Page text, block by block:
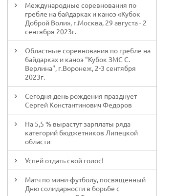
Международные соревнования по
гребле на байдарках и каноэ «Кубок
Доброй Воли», г.Москва, 29 августа - 2
сентября 2023г.
Областные соревнования по гребле на
байдарках и каноэ "Кубок ЗМС С.
Верлина", г.Воронеж, 2-3 сентября
2023г.
Сегодня день рождения празднует
Сергей Константинович Федоров
На 5,5 % вырастут зарплаты ряда
категорий бюджетников Липецкой
области
Успей отдать свой голос!
Матч по мини-футболу, посвященный
Дню солидарности в борьбе с